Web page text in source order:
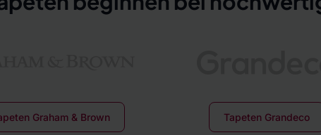
Graham & Brown Tapeten Grandeco